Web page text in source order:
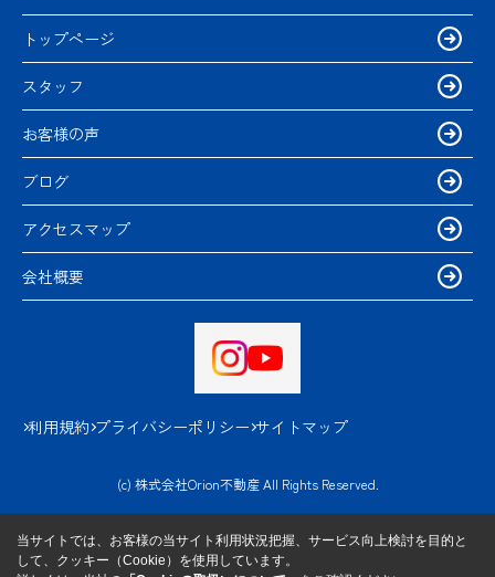
トップページ
スタッフ
お客様の声
ブログ
アクセスマップ
会社概要
利用規約 プライバシーポリシー サイトマップ
(c) 株式会社Orion不動産 All Rights Reserved.
当サイトでは、お客様の当サイト利用状況把握、サービス向上検討を目的と
して、クッキー（Cookie）を使用しています。